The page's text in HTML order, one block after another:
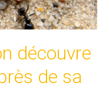
découvre
de sa